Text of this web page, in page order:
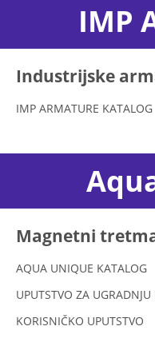
IMP
Industrijske
IMP ARMATURE KATALOG
Magnetni
AQUA UNIQUE KATALOG
UPUTSTVO ZA UGRADNJU
KORISNIČKO UPUTSTVO